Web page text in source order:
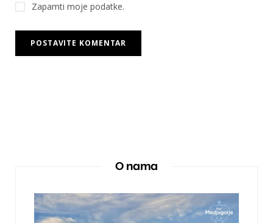
Zapamti moje podatke.
O nama